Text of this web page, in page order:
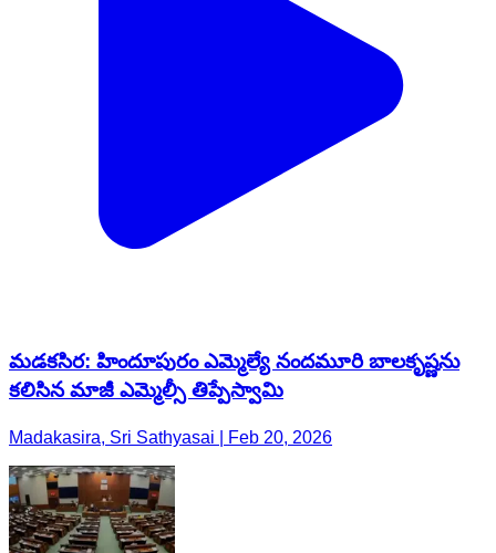
మడకసిర: హిందూపురం ఎమ్మెల్యే నందమూరి బాలకృష్ణను
కలిసిన మాజీ ఎమ్మెల్సీ తిప్పేస్వామి
Madakasira, Sri Sathyasai | Feb 20, 2026